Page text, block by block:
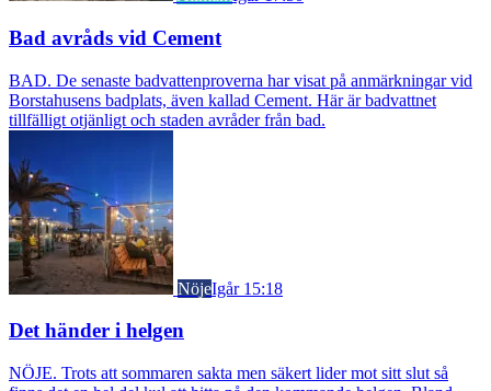
Bad avråds vid Cement
BAD. De senaste badvattenproverna har visat på anmärkningar vid
Borstahusens badplats, även kallad Cement. Här är badvattnet
tillfälligt otjänligt och staden avråder från bad.
NöjeIgår 15:18
Det händer i helgen
NÖJE. Trots att sommaren sakta men säkert lider mot sitt slut så